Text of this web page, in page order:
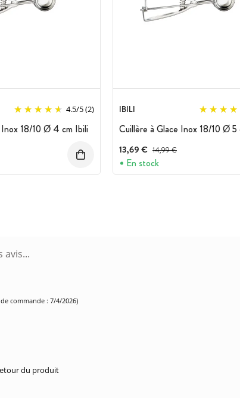
4.5/5(2)
Inox 18/10 Ø 4 cm Ibili
IBILI
Cuillère à Glace Inox 18/10 Ø 5
13,69 € Prix avant réduction :
14,99 €
En stock
commande : 7/4/2026)
du produit